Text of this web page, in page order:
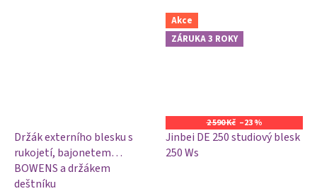
Držák externího blesku s
rukojetí, bajonetem
BOWENS a držákem
deštníku
Akce
ZÁRUKA 3 ROKY
2 590 Kč –23 %
Jinbei DE 250 studiový blesk
250 Ws